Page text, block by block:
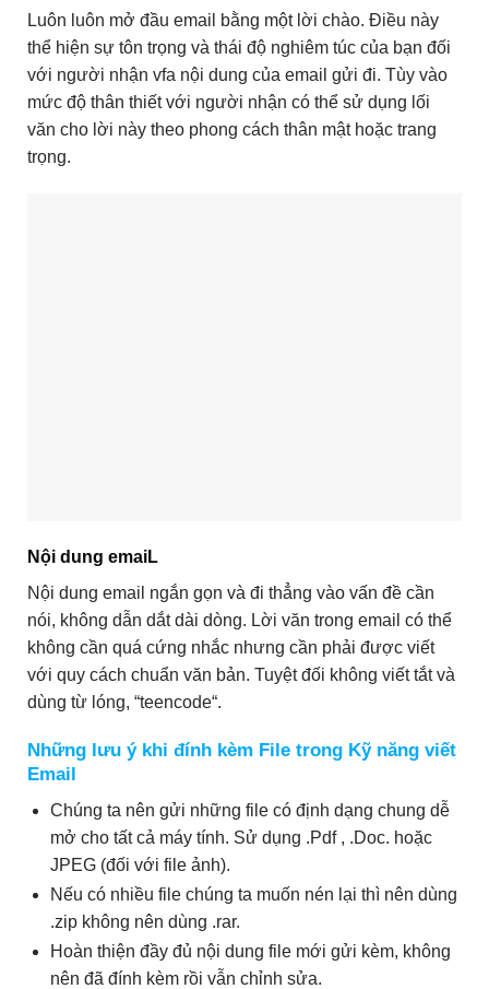
Luôn luôn mở đầu email bằng một lời chào. Điều này
thể hiện sự tôn trọng và thái độ nghiêm túc của bạn đối
với người nhận vfa nội dung của email gửi đi. Tùy vào
mức độ thân thiết với người nhận có thể sử dụng lối
văn cho lời này theo phong cách thân mật hoặc trang
trọng.
Nội dung emaiL
Nội dung email ngắn gọn và đi thẳng vào vấn đề cần
nói, không dẫn dắt dài dòng. Lời văn trong email có thể
không cần quá cứng nhắc nhưng cần phải được viết
với quy cách chuẩn văn bản. Tuyệt đối không viết tắt và
dùng từ lóng, “teencode“.
Những lưu ý khi đính kèm File trong Kỹ năng viết
Email
Chúng ta nên gửi những file có định dạng chung dễ
mở cho tất cả máy tính. Sử dụng .Pdf , .Doc. hoặc
JPEG (đối với file ảnh).
Nếu có nhiều file chúng ta muốn nén lại thì nên dùng
.zip không nên dùng .rar.
Hoàn thiện đầy đủ nội dung file mới gửi kèm, không
nên đã đính kèm rồi vẫn chỉnh sửa.